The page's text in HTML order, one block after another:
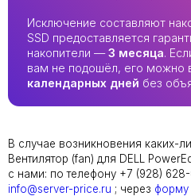
Исключение составляют
SSD предоставляется
накопители —3 месяца.
вам не подошёл, его можно
календарных дней без
В случае возникновения каких-
Вентилятор (fan) для DELL
с нами: по телефону +7 (928)
info@server-price.ru ; через форму